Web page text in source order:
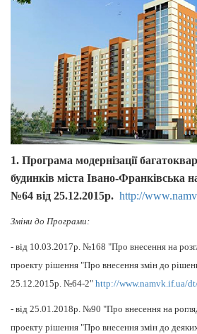
1. Програма модернізації
будинків міста Івано-Франківська
№64 від 25.12.2015р. http://
Зміни до Програми:
- від 10.03.2017р. №168 "Про внесення на
проекту рішення "Про внесення змін до
25.12.2015р. №64-2" http://www.namvk.if.ua/
- від 25.01.2018р. №90 "Про внесення на рогляд
проекту рішення "Про внесення змін до